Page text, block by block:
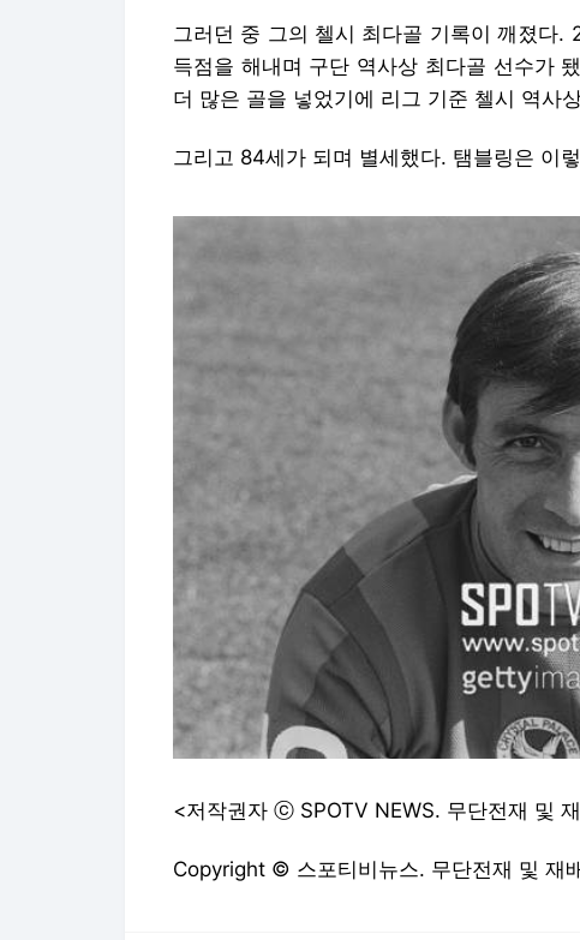
그러던 중 그의 첼시 최다골 기록이 깨졌다.
득점을 해내며 구단 역사상 최다골 선수가
더 많은 골을 넣었기에 리그 기준 첼시 역사
그리고 84세가 되며 별세했다. 탬블링은 이
<저작권자 ⓒ SPOTV NEWS. 무단전재 및
Copyright © 스포티비뉴스. 무단전재 및 재